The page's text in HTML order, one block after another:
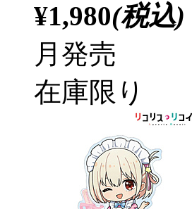
¥1,980(税込)
月発売
在庫限り